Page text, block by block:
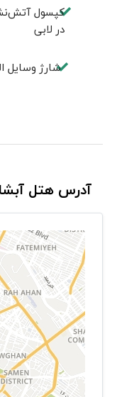
کپسول
در لابی
شارژ وسایل
آدرس هتل